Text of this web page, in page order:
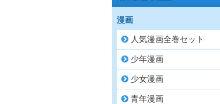
漫画
人気漫画全巻セット
少年漫画
少女漫画
青年漫画